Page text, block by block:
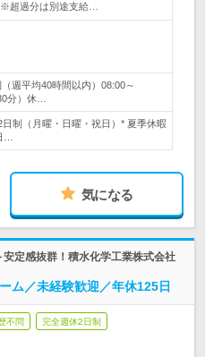
超過分は別途支給…
週平均40時間以内）08:00～
分）休…
制（月曜・日曜・祝日）* 夏季休暇
…
気になる
定感抜群！積水化学工業株式会社
ム／未経験歓迎／年休125日
不問 完全週休2日制